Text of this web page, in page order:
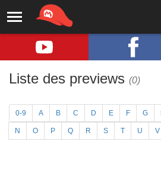
Liste des previews (0)
0-9 A B C D E F G
N O P Q R S T U V